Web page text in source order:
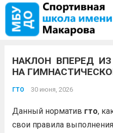
НАКЛОН ВПЕРЕД
НА
ГТО 30 июня, 2026
Данный норматив гто,
свои правила